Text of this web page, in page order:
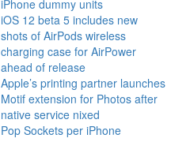
iPhone dummy units
iOS 12 beta 5 includes new
shots of AirPods wireless
charging case for AirPower
ahead of release
Apple’s printing partner launches
Motif extension for Photos after
native service nixed
Pop Sockets per iPhone